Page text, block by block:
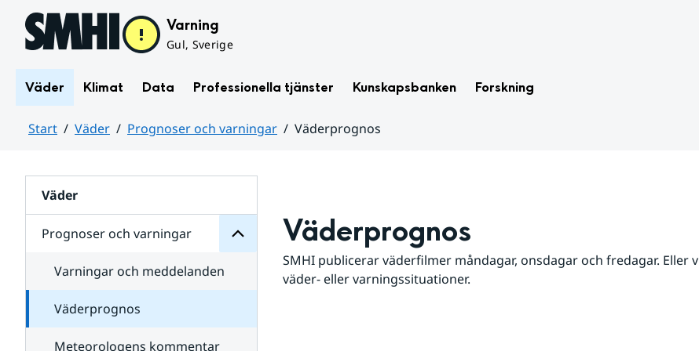
Hoppa till sidans innehåll Varning
Gul, Sverige
Väder Klimat Data Professionella tjänster Kunskapsbanken Forskning
Start Väder Prognoser och varningar
Väderprognos
Väder
Prognoser och varningar
för
varningar
Varningar och meddelanden
Väderprognos
Meteorologens kommentar
Väderprognos
SMHI publicerar väderfilmer måndagar, onsdagar och fredagar. Eller
väder- eller varningssituationer.